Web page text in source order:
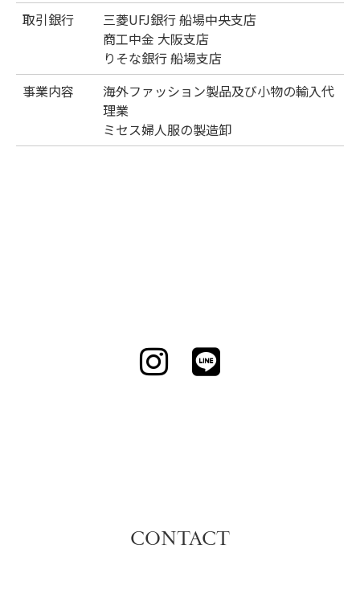
取引銀行
三菱UFJ銀行 船場中央支店
商工中金 大阪支店
りそな銀行 船場支店
事業内容
海外ファッション製品及び小物の輸入代
理業
ミセス婦人服の製造卸
CONTACT